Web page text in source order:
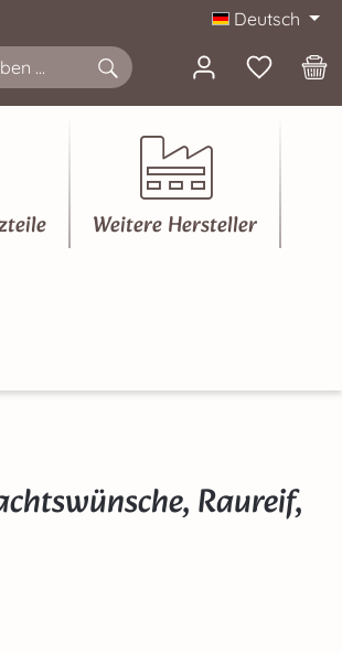
Deutsch
Weitere Hersteller
Raureif,